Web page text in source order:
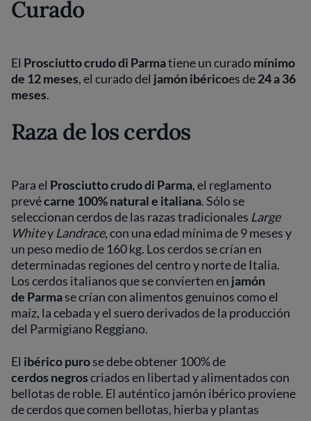
Curado
El Prosciutto crudo di Parmatiene un curadomínimo
de 12 meses, el curado del jamónibéricoes de24 a 36
meses.
Raza de los cerdos
Para el Prosciutto crudo di Parma, el reglamento
prevécarne 100% natural e italiana. Sólo se
seleccionan cerdos de las razas tradicionales Large
Whitey Landrace, con una edad mínima de 9 meses y
un peso medio de 160 kg. Los cerdos se crían en
determinadas regiones del centro y norte de Italia.
Los cerdos italianos que se convierten en jamón
de Parmase crían con alimentos genuinos como el
maíz, la cebada y el suero derivados de la producción
del Parmigiano Reggiano.
El ibéricopurose debe obtener 100% de
cerdos negroscriados en libertad y alimentados con
bellotas de roble. El auténtico jamón ibérico proviene
de cerdos que comen bellotas, hierba y plantas